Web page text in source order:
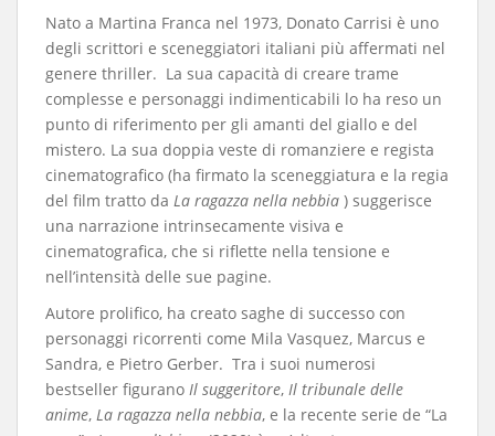
​Nato a Martina Franca nel 1973, Donato Carrisi è uno
degli scrittori e sceneggiatori italiani più affermati nel
genere thriller. La sua capacità di creare trame
complesse e personaggi indimenticabili lo ha reso un
punto di riferimento per gli amanti del giallo e del
mistero. La sua doppia veste di romanziere e regista
cinematografico (ha firmato la sceneggiatura e la regia
del film tratto da La ragazza nella nebbia ) suggerisce
una narrazione intrinsecamente visiva e
cinematografica, che si riflette nella tensione e
nell’intensità delle sue pagine.
​Autore prolifico, ha creato saghe di successo con
personaggi ricorrenti come Mila Vasquez, Marcus e
Sandra, e Pietro Gerber. Tra i suoi numerosi
bestseller figurano Il suggeritore, Il tribunale delle
anime, La ragazza nella nebbia, e la recente serie de “La